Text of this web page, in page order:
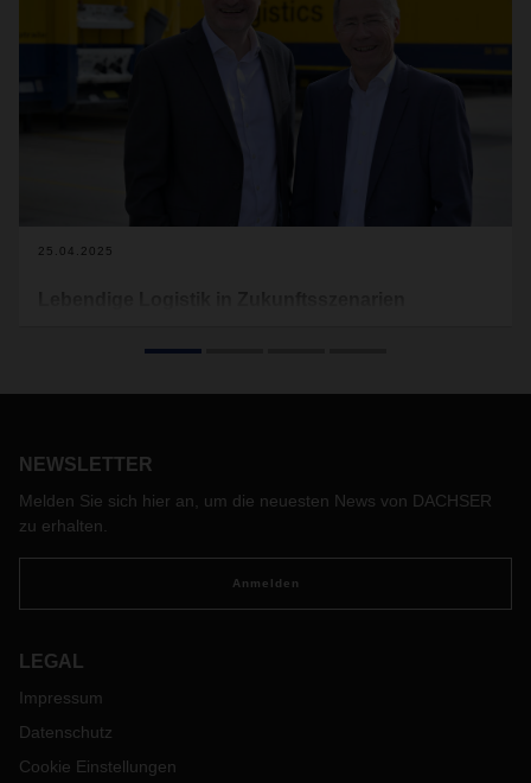
25.04.2025
Backhaus aktuelle Veränderungen von Güterströmen und
teilnehmenden Entscheider aus Einkauf, Logistik und Supply
Chain Management sowie Vertreter der Fachpresse
erfuhren insbesondere, wie sich in harten Zeiten mit State-
of-the-art-Chemielogistik die Wettbewerbsfähigkeit von
Unternehmen stärken lässt.
NEWSLETTER
Melden Sie sich hier an, um die neuesten News von DACHSER
zu erhalten.
Anmelden
LEGAL
Impressum
Datenschutz
Cookie Einstellungen